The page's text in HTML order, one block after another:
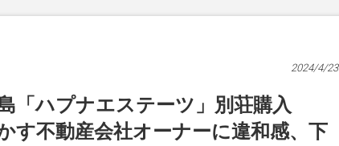
2024/4/23
「ハプナエステーツ」別荘購入
す不動産会社オーナーに違和感、下